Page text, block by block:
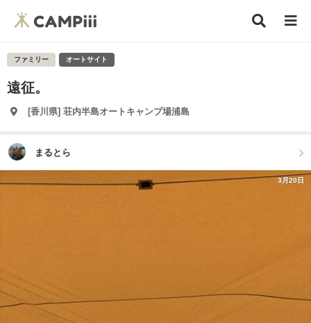
ファミリー オートサイト
遠征。
[香川県] 荘内半島オートキャンプ場浦島
まるとら
3月20日